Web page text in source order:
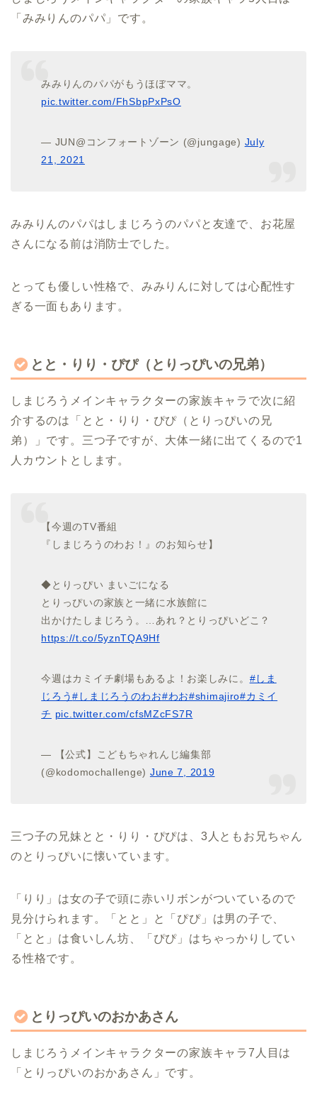
「みみりんのパパ」です。
みみりんのパパがもうほぼママ。
pic.twitter.com/FhSbpPxPsO
— JUN@コンフォートゾーン (@jungage) July
21, 2021
みみりんのパパはしまじろうのパパと友達で、お花屋
さんになる前は消防士でした。
とっても優しい性格で、みみりんに対しては心配性す
ぎる一面もあります。
とと・りり・ぴぴ（とりっぴいの兄弟）
しまじろうメインキャラクターの家族キャラで次に紹
介するのは「とと・りり・ぴぴ（とりっぴいの兄
弟）」です。三つ子ですが、大体一緒に出てくるので1
人カウントとします。
【今週のTV番組
『しまじろうのわお！』のお知らせ】
◆とりっぴい まいごになる
とりっぴいの家族と一緒に水族館に
出かけたしまじろう。…あれ？とりっぴいどこ？
https://t.co/5yznTQA9Hf
今週はカミイチ劇場もあるよ！お楽しみに。 #しま
じろう#しまじろうのわお#わお#shimajiro#カミイ
チ pic.twitter.com/cfsMZcFS7R
— 【公式】こどもちゃれんじ編集部
(@kodomochallenge) June 7, 2019
三つ子の兄妹とと・りり・ぴぴは、3人ともお兄ちゃん
のとりっぴいに懐いています。
「りり」は女の子で頭に赤いリボンがついているので
見分けられます。「とと」と「ぴぴ」は男の子で、
「とと」は食いしん坊、「ぴぴ」はちゃっかりしてい
る性格です。
とりっぴいのおかあさん
しまじろうメインキャラクターの家族キャラ7人目は
「とりっぴいのおかあさん」です。